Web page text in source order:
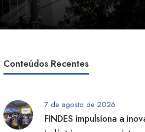
Conteúdos Recentes
7 de agosto de 2026
FINDES impulsiona a